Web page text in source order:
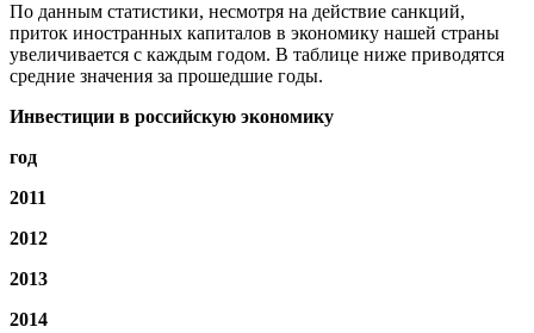
По данным статистики, несмотря на действие санкций,
приток иностранных капиталов в экономику нашей страны
увеличивается с каждым годом. В таблице ниже приводятся
средние значения за прошедшие годы.
Инвестиции в российскую экономику
год
2011
2012
2013
2014